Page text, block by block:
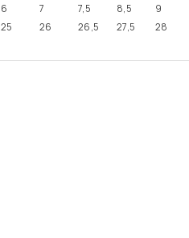
6 7 7,5 8,5
9
25
26 26,5 27,5
28